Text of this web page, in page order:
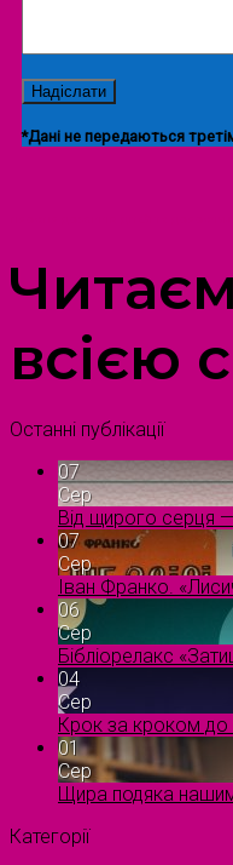
*Дані не передаються
всією
Останні публікації
07
Сер
Від щирого серця
07
Сер
Іван Франко.
06
Сер
Бібліорелакс
04
Сер
Крок за кроком до
01
Сер
Щира подяка
Категорії